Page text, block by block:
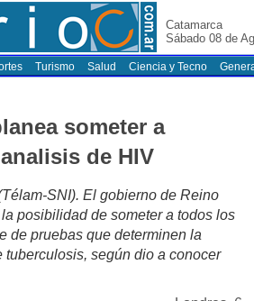
Catamarca
Sábado 08 de
Turismo Salud Ciencia y Tecno
someter a
de HIV
SNI). El gobierno de Reino
posibilidad de someter a todos los
de pruebas que determinen la
tuberculosis, según dio a conocer